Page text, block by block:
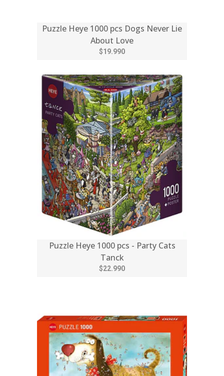
Puzzle Heye 1000 pcs Dogs Never Lie
About Love
$19.990
Puzzle Heye 1000 pcs - Party Cats
Tanck
$22.990